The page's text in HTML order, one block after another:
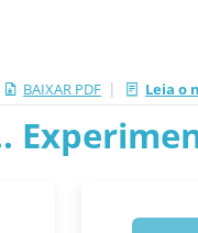
BAIXAR PDF | Leia o